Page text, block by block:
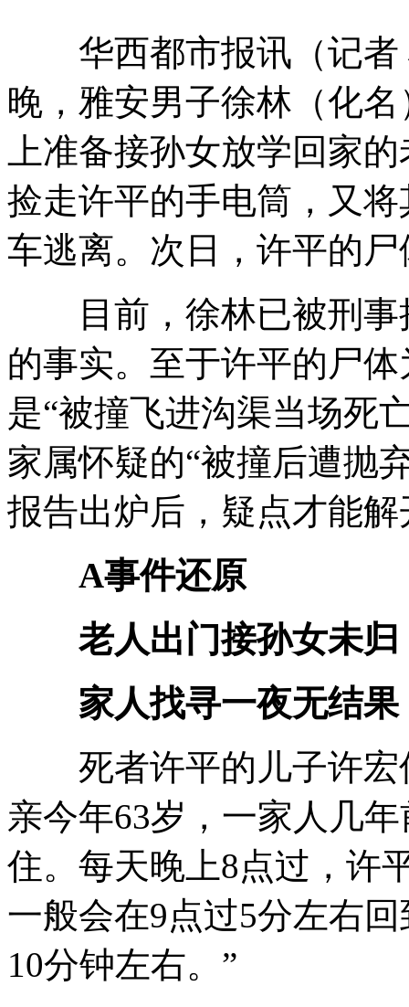
华西都市报讯（记者
晚，雅安男子徐林（化
上准备接孙女放学回家
捡走许平的手电筒，又
车逃离。次日，许平的
目前，徐林已被刑事
的事实。至于许平的尸
是“被撞飞进沟渠当场死
家属怀疑的“被撞后遭抛
报告出炉后，疑点才能解
A事件还原
老人出门接孙女未归
家人找寻一夜无结果
死者许平的儿子许宏
亲今年63岁，一家人几
住。每天晚上8点过，许
一般会在9点过5分左右
10分钟左右。”